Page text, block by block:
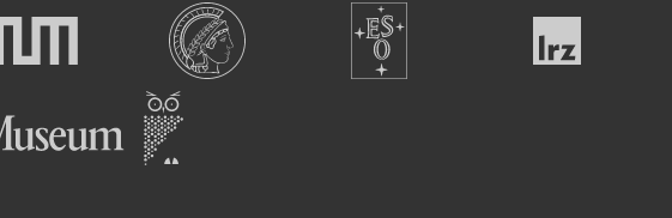
Universität
München
Institutions
Europäische
Südsternwarte
Leibniz-
Rechenzentrum